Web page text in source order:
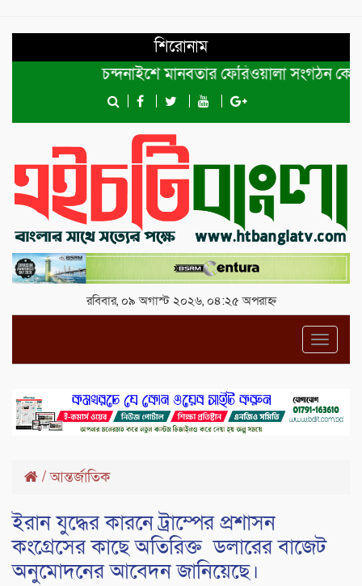
শিরোনাম
চন্দনাইশে মানবতার ফেরিওয়ালা সংগঠন কেন্দ্রীয়
রবিবার, ০৯ অগাস্ট ২০২৬, ০৪:২৫ অপরাহ্ন
/আন্তর্জাতিক
ইরান যুদ্ধের কারনে ট্রাম্পের প্রশাসন
কংগ্রেসের কাছে অতিরিক্ত ডলারের বাজেট
অনুমোদনের আবেদন জানিয়েছে।